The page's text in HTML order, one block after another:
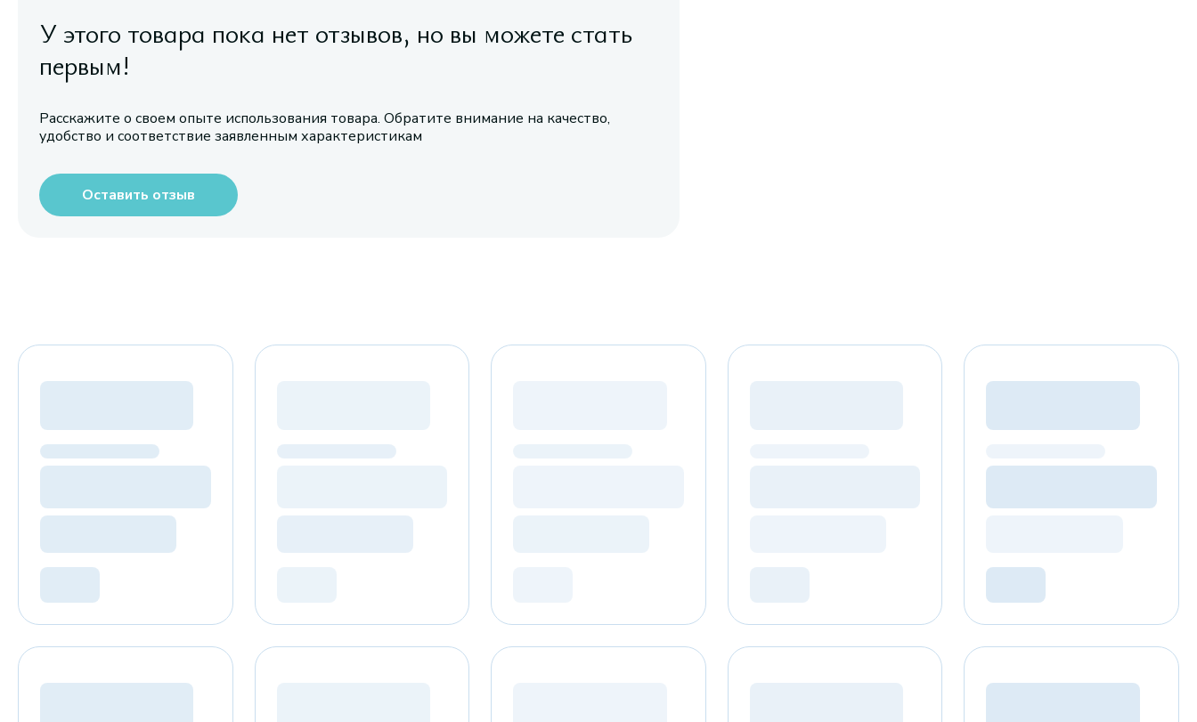
У этого товара пока нет отзывов, но вы можете стать
первым!
Расскажите о своем опыте использования товара. Обратите внимание на качество,
удобство и соответствие заявленным характеристикам
Оставить отзыв